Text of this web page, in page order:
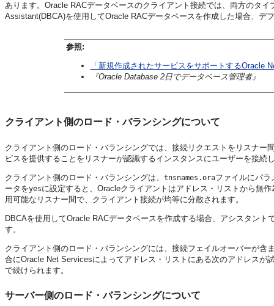
あります。Oracle RACデータベースのクライアント接続では、両方のタ
Assistant(DBCA)を使用してOracle RACデータベースを作成した場合、
参照:
「新規作成されたサービスをサポートするOracle
『Oracle Database 2日でデータベース管理者』
クライアント側のロード・バランシングについて
クライアント側のロード・バランシングでは、接続リクエストをリスナ
ビスを提供することをリスナーが認識するインスタンスにユーザーを接続
クライアント側のロード・バランシングは、 tnsnames.oraファイルにパラ
ータをyesに設定すると、Oracleクライアントはアドレス・リストから無
用可能なリスナー間で、クライアント接続が均等に分散されます。
DBCAを使用してOracle RACデータベースを作成する場合、アシスタント
す。
クライアント側のロード・バランシングには、接続フェイルオーバーが
合にOracle Net Servicesによってアドレス・リストにある次のアドレス
で続けられます。
サーバー側のロード・バランシングについて